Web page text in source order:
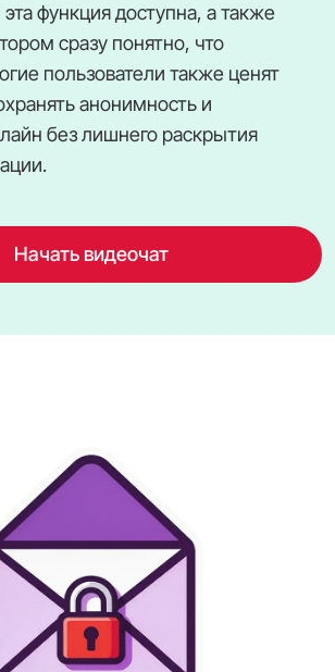
эта функция доступна, а также
сразу понятно, что
пользователи также ценят
анонимность и
без лишнего раскрытия
Начать видеочат